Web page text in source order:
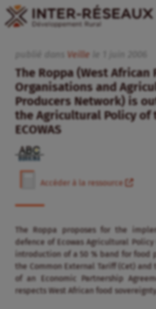
Veille
The Roppa (West African
Organisations and
Producers Network) is
the Agricultural Policy of
ECOWAS
Accéder à la ressource
The Roppa proposes for the
defence of Ecowas Agricultural Policy
introduction of a 50 % band for food
the Common External Tariff (Cet)
of an Economic Partnership
respects West African food